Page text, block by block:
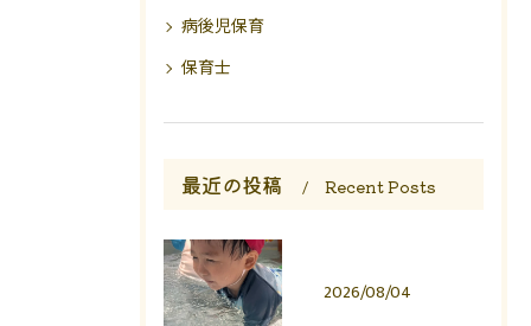
病後児保育
保育士
最近の投稿 Recent Posts
2026/08/04